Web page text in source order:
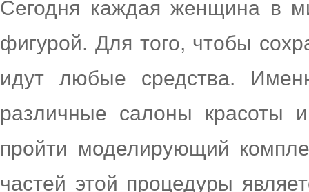
Сегодня каждая женщина в
фигурой. Для того, чтобы
идут любые средства.
различные салоны красоты
пройти моделирующий
частей этой процедуры